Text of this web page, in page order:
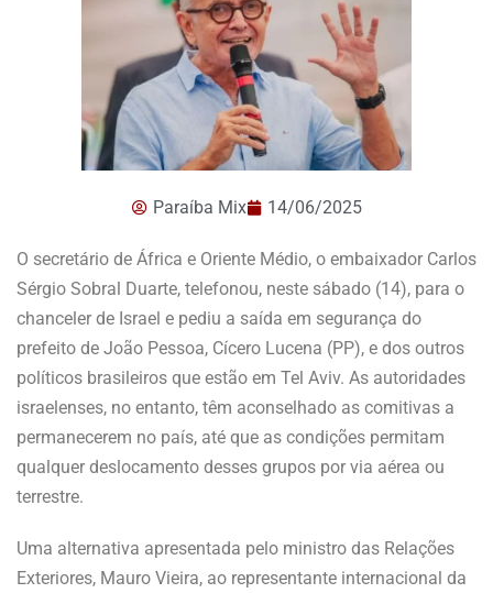
Paraíba Mix 14/06/2025
O secretário de África e Oriente Médio, o embaixador Carlos
Sérgio Sobral Duarte, telefonou, neste sábado (14), para o
chanceler de Israel e pediu a saída em segurança do
prefeito de João Pessoa, Cícero Lucena (PP), e dos outros
políticos brasileiros que estão em Tel Aviv. As autoridades
israelenses, no entanto, têm aconselhado as comitivas a
permanecerem no país, até que as condições permitam
qualquer deslocamento desses grupos por via aérea ou
terrestre.
Uma alternativa apresentada pelo ministro das Relações
Exteriores, Mauro Vieira, ao representante internacional da